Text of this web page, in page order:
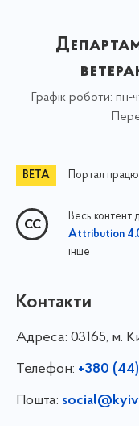
Графік роботи:
Портал
Весь контент
Attribution
інше
Контакти
Адреса: 03165, м.
Телефон: +380
Пошта: